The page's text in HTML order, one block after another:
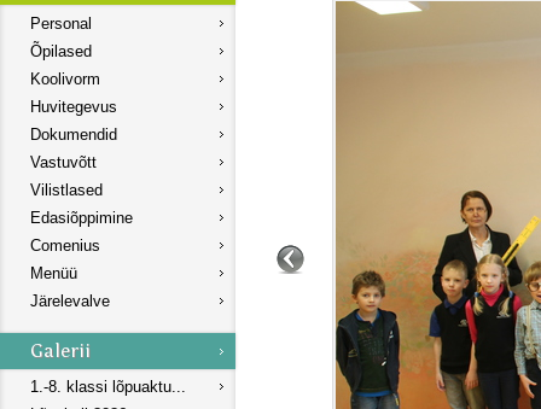
Personal
Õpilased
Koolivorm
Huvitegevus
Dokumendid
Vastuvõtt
Vilistlased
Edasiõppimine
Comenius
Menüü
Järelevalve
1.-8. klassi lõpuaktu...